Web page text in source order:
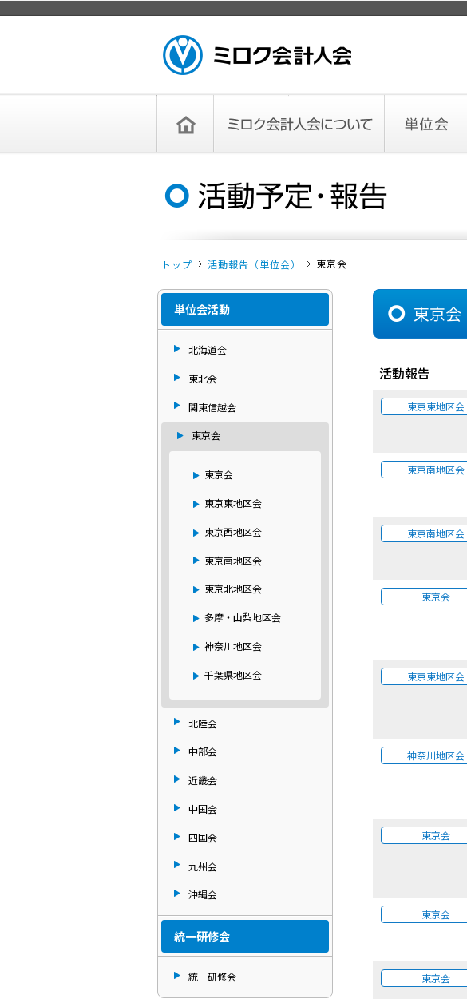
トップ 活動報告（単位会） 東京会
単位会活動
北海道会
東北会
関東信越会
東京会
東京会
東京東地区会
東京西地区会
東京南地区会
東京北地区会
多摩・山梨地区会
神奈川地区会
千葉県地区会
北陸会
中部会
近畿会
中国会
四国会
九州会
沖縄会
統一研修会
統一研修会
東京会
活動報告
東京東地区会
東京南地区会
東京南地区会
東京会
東京東地区会
神奈川地区会
東京会
東京会
東京会